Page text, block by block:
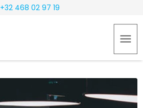
+32 468 02 97 19